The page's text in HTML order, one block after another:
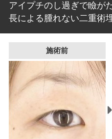
アイプチのし過ぎで瞼が
長による腫れない二重術
施術前